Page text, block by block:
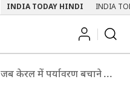
INDIA TODAY HINDI INDIA
बचाने को उठी आवाज के साथ पूरा देश एकजुट हुआ